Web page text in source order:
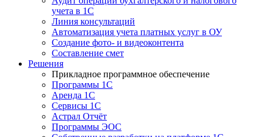
учета в 1С
Линия консультаций
Автоматизация учета платных услуг в ОУ
Создание фото- и видеоконтента
Составление смет
Решения
Прикладное программное обеспечение
Программы 1С
Аренда 1С
Сервисы 1С
Астрал Отчёт
Программы ЭОС